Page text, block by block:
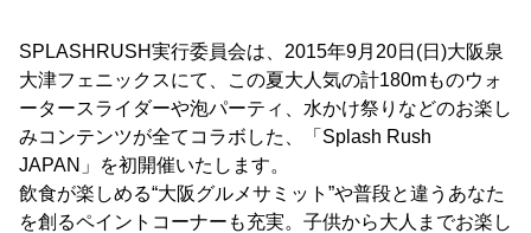
SPLASHRUSH実行委員会は、2015年9月20日(日)大阪泉
大津フェニックスにて、この夏大人気の計180mものウォ
ータースライダーや泡パーティ、水かけ祭りなどのお楽し
みコンテンツが全てコラボした、「Splash Rush
JAPAN」を初開催いたします。
飲食が楽しめる“大阪グルメサミット”や普段と違うあなた
を創るペイントコーナーも充実。子供から大人までお楽し